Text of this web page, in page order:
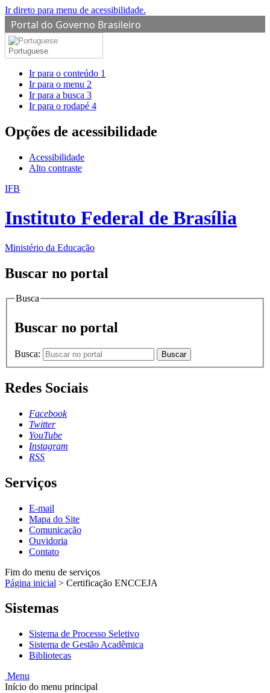
Ir direto para menu de acessibilidade.
Portal do Governo Brasileiro
Portuguese
Ir para o conteúdo 1
Ir para o menu 2
Ir para a busca 3
Ir para o rodapé 4
Opções de acessibilidade
Acessibilidade
Alto contraste
IFB
Instituto Federal de Brasília
Ministério da Educação
Buscar no portal
Busca
Buscar no portal
Busca: Buscar
Redes Sociais
Facebook
Twitter
YouTube
Instagram
RSS
Serviços
E-mail
Mapa do Site
Comunicação
Ouvidoria
Contato
Fim do menu de serviços
Página inicial > Certificação ENCCEJA
Sistemas
Sistema de Processo Seletivo
Sistema de Gestão Acadêmica
Bibliotecas
Menu
Início do menu principal